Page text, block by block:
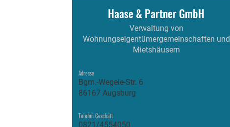
Haase & Partner GmbH
Verwaltung von
Wohnungseigentümergemeinschaften und
Mietshäusern
Adresse
Bgm.-Wegele-Str. 6
86167 Augsburg
Telefon Geschäft
0821/4554050